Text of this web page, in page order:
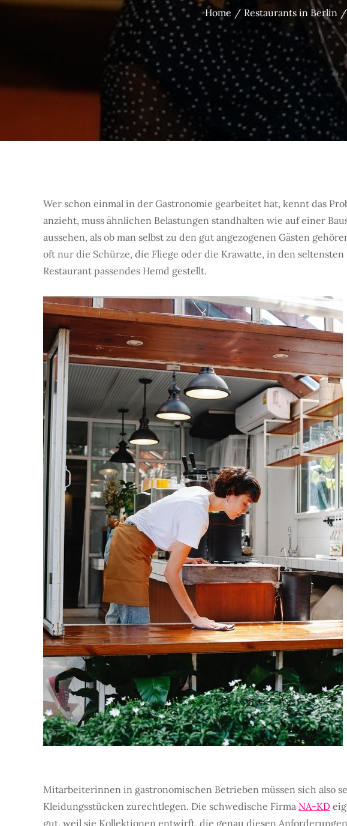
Home Restaurants in Berlin
Wer schon einmal in der Gastronomie gearbeitet hat, kennt das
anzieht, muss ähnlichen Belastungen standhalten wie auf einer
aussehen, als ob man selbst zu den gut angezogenen Gästen
oft nur die Schürze, die Fliege oder die Krawatte, in den seltensten
Restaurant passendes Hemd gestellt.
Mitarbeiterinnen in gastronomischen Betrieben müssen sich also
Kleidungsstücken zurechtlegen. Die schwedische Firma NA-KD
gut, weil sie Kollektionen entwirft, die genau diesen